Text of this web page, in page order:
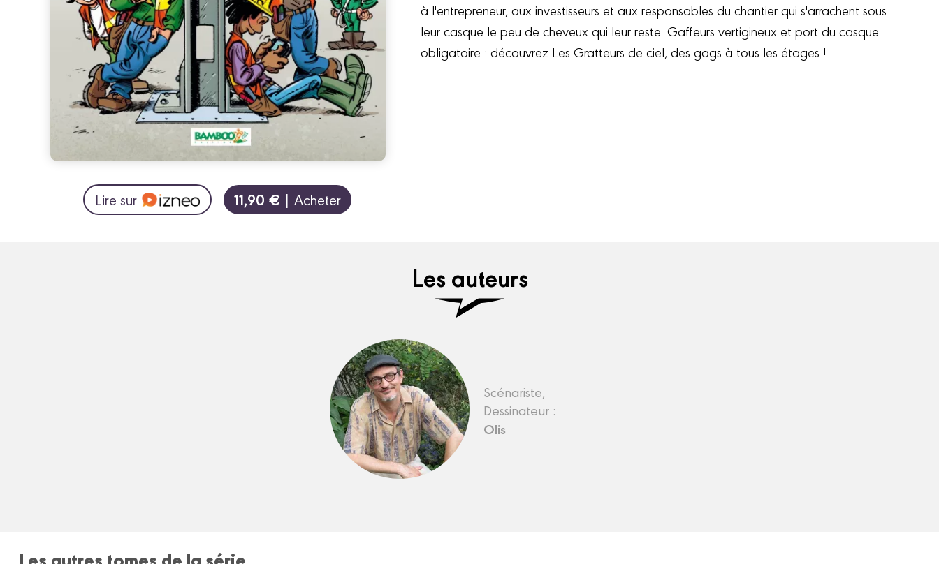
Lire sur 11,90 € | Acheter
à l'entrepreneur, aux investisseurs et aux responsables du chantier qui s'arrachent sous
leur casque le peu de cheveux qui leur reste. Gaffeurs vertigineux et port du casque
obligatoire : découvrez Les Gratteurs de ciel, des gags à tous les étages !
Les auteurs
Scénariste,
Dessinateur :
Olis